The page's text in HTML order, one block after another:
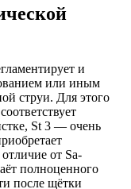
и
или иным
струи. Для этого
St 3 — очень
от Sa-
полноценного
после щётки